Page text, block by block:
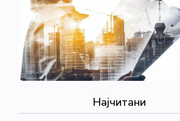
Најчитани